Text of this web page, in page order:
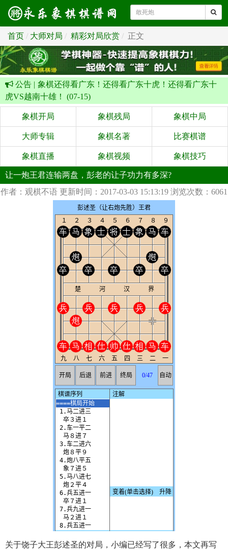
首页 大师对局 精彩对局欣赏 正文
公告 | 象棋还得看广东！还得看广东十虎！还得看广东十
虎VS越南十雄！ (07-15)
象棋开局 象棋残局 象棋中局
大师专辑 象棋名著 比赛棋谱
象棋直播 象棋视频 象棋技巧
让一炮王君连输两盘，彭老的让子功力有多深?
作者：观棋不语 更新时间：2017-03-03 15:13:19 浏览次数：6061
关于饶子大王彭述圣的对局，小编已经写了很多，本文再写